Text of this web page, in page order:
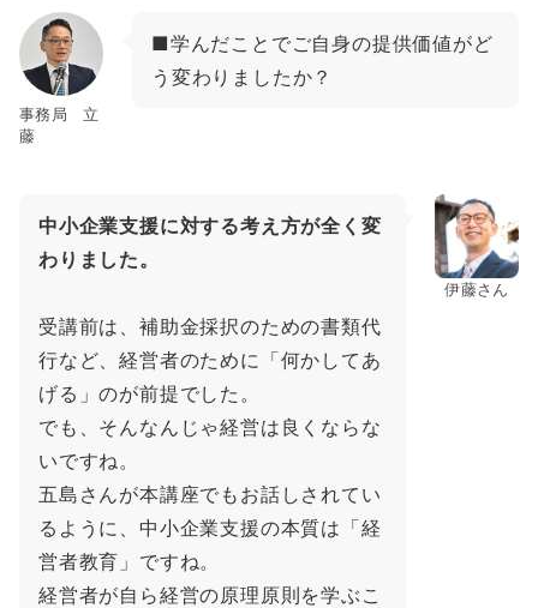
事務局 立
藤
■学んだことでご自身の提供価値がど
う変わりましたか？
伊藤さん
中小企業支援に対する考え方が全く変
わりました。
受講前は、補助金採択のための書類代
行など、経営者のために「何かしてあ
げる」のが前提でした。
でも、そんなんじゃ経営は良くならな
いですね。
五島さんが本講座でもお話しされてい
るように、中小企業支援の本質は「経
営者教育」ですね。
経営者が自ら経営の原理原則を学ぶこ